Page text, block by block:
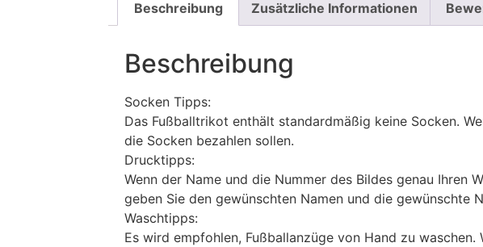
Beschreibung Zusätzliche Informationen
Beschreibung
Socken Tipps:
Das Fußballtrikot enthält standardmäßig keine Socken.
die Socken bezahlen sollen.
Drucktipps:
Wenn der Name und die Nummer des Bildes genau Ihren
geben Sie den gewünschten Namen und die gewünschte
Waschtipps:
Es wird empfohlen, Fußballanzüge von Hand zu